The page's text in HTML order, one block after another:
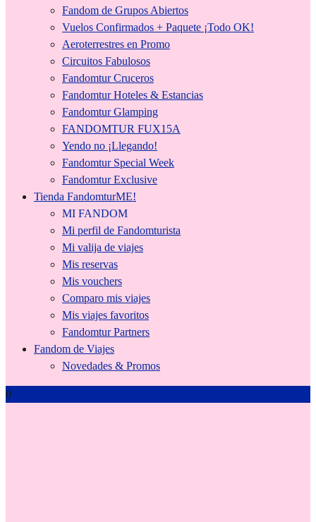
Fandom de Grupos Abiertos
Vuelos Confirmados + Paquete ¡Todo OK!
Aeroterrestres en Promo
Circuitos Fabulosos
Fandomtur Cruceros
Fandomtur Hoteles & Estancias
Fandomtur Glamping
FANDOMTUR FUX15A
Yendo no ¡Llegando!
Fandomtur Special Week
Fandomtur Exclusive
Tienda FandomturME!
MI FANDOM
Mi perfil de Fandomturista
Mi valija de viajes
Mis reservas
Mis vouchers
Comparo mis viajes
Mis viajes favoritos
Fandomtur Partners
Fandom de Viajes
Novedades & Promos
0